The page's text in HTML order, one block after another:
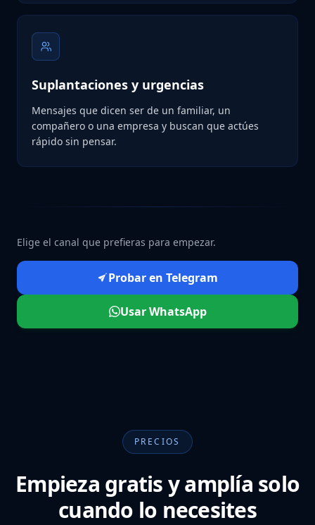
Suplantaciones y urgencias
Mensajes que dicen ser de un familiar, un
compañero o una empresa y buscan que actúes
rápido sin pensar.
Elige el canal que prefieras para empezar.
Probar en Telegram
Usar WhatsApp
PRECIOS
Empieza gratis y amplía solo
cuando lo necesites